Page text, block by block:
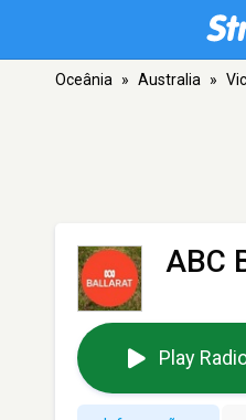
Oceânia » Australia »
ABC
Play